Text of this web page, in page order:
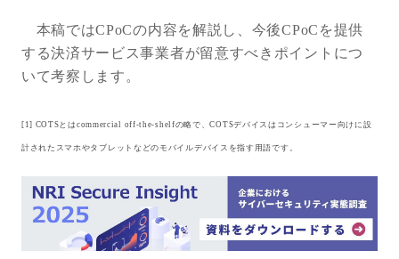
本稿ではCPoCの内容を解説し、今後CPoCを提供
する決済サービス事業者が留意すべきポイントにつ
いて考察します。
[1] COTSとはcommercial off-the-shelfの略で、COTSデバイスはコンシューマー向けに設
計されたスマホやタブレットなどのモバイルデバイスを指す用語です。